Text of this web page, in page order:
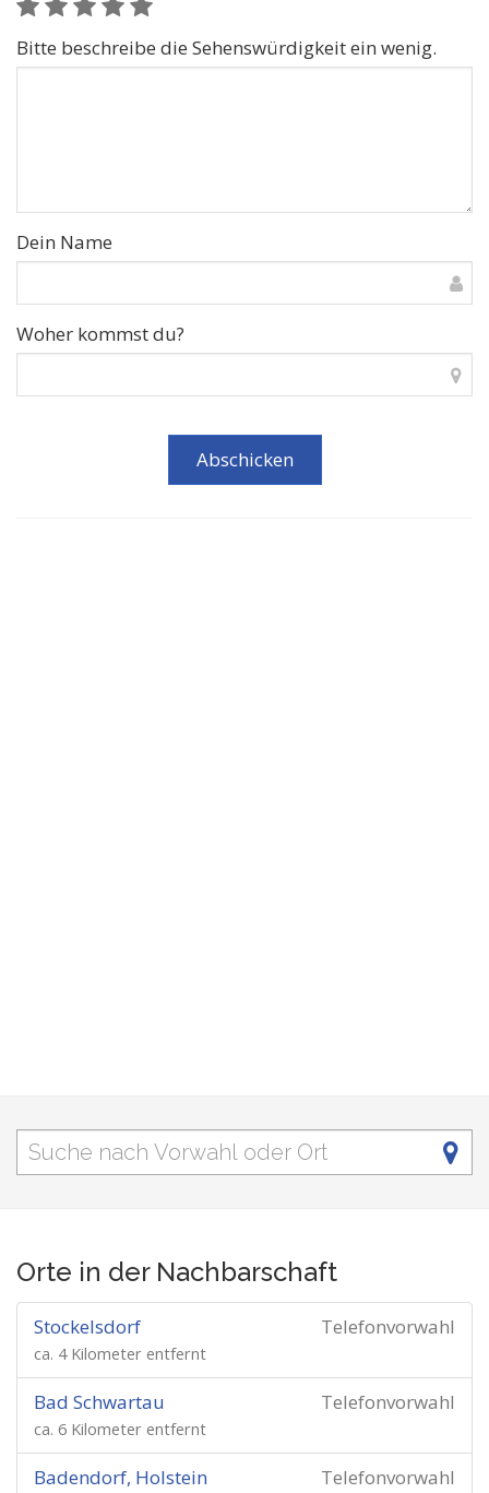
Bitte beschreibe die Sehenswürdigkeit ein wenig.
Dein Name
Woher kommst du?
Orte in der Nachbarschaft
Telefonvorwahl
Stockelsdorf
ca. 4 Kilometer entfernt
Telefonvorwahl
Bad Schwartau
ca. 6 Kilometer entfernt
Telefonvorwahl
Badendorf, Holstein